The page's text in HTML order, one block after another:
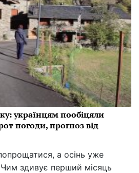
українцям пообіцяли
погоди, прогноз від
а осінь уже
здивує перший місяць